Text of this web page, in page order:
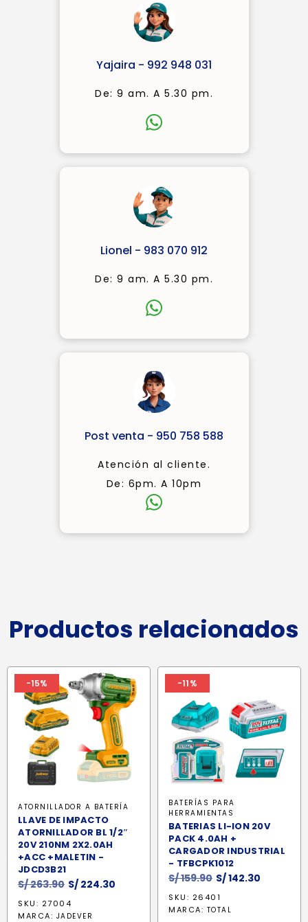
Yajaira - 992 948 031
De: 9 am. A 5.30 pm.
Lionel - 983 070 912
De: 9 am. A 5.30 pm.
Post venta - 950 758 588
Atención al cliente.
De: 6pm. A 10pm
Productos relacionados
-15%
ATORNILLADOR A BATERÍA
LLAVE DE IMPACTO
ATORNILLADOR BL 1/2″
20V 210NM 2X2.0AH
+ACC +MALETIN -
JDCD3B21
S/263.90 El
precio
original
S/ 224.30
SKU: 27004
MARCA: JADEVER
-11%
BATERÍAS PARA
HERRAMIENTAS
BATERIAS LI-ION 20V
PACK 4.0AH +
CARGADOR INDUSTRIAL
- TFBCPK1012
S/159.90 El
precio
original
S/142.30
SKU: 26401
MARCA: TOTAL